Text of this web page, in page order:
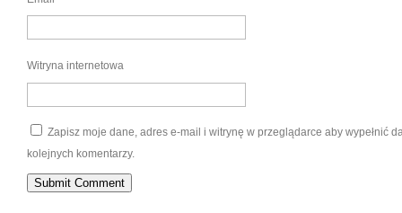
Witryna internetowa
Zapisz moje dane, adres e-mail i witrynę w przeglądarce aby wypełnić
kolejnych komentarzy.